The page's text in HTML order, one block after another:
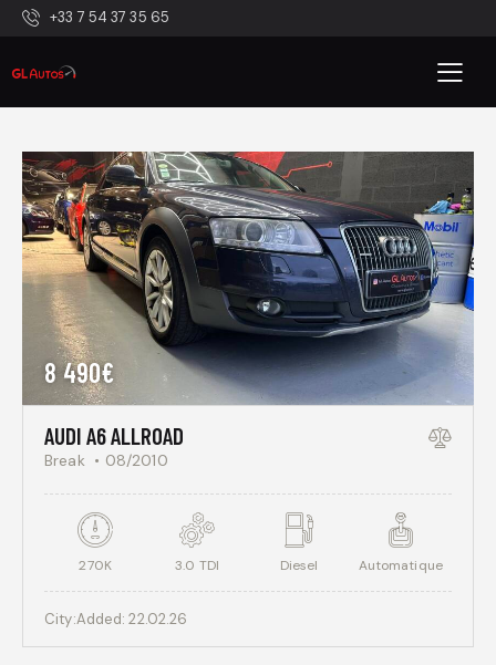
+33 7 54 37 35 65
8 490€
AUDI A6 ALLROAD
Break 08/2010
270K 3.0 TDI Diesel Automatique
City:Added: 22.02.26